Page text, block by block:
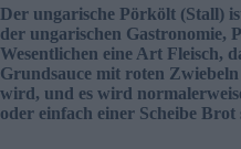
Der ungarische Pörkölt (Stall)
der ungarischen Gastronomie,
Wesentlichen eine Art Fleisch,
Grundsauce mit roten
wird, und es wird
oder einfach einer Scheibe Brot